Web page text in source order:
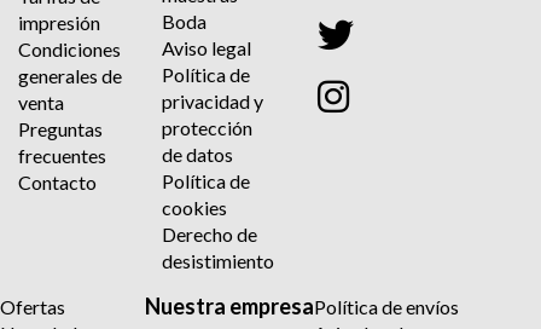
impresión
Condiciones
generales de
venta
Preguntas
frecuentes
Contacto
Boda
Aviso legal
Política de
privacidad y
protección
de datos
Política de
cookies
Derecho de
desistimiento
Ofertas
Nuestra empresaPolítica de envíos